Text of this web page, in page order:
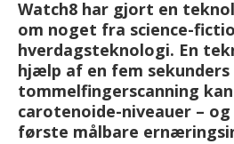
Watch8 har gjort en
om noget fra science-
hverdagsteknologi. En
hjælp af en fem sekunders
tommelfingerscanning
carotenoide-niveauer –
første målbare